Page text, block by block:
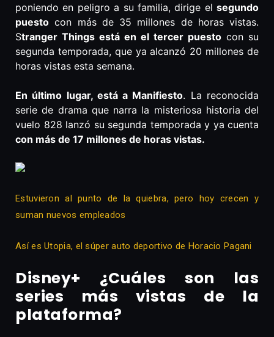
poniendo en peligro a su familia, dirige el segundo
puesto con más de 35 millones de horas vistas.
Stranger Things está en el tercer puesto con su
segunda temporada, que ya alcanzó 20 millones de
horas vistas esta semana.
En último lugar, está a Manifiesto. La reconocida
serie de drama que narra la misteriosa historia del
vuelo 828 lanzó su segunda temporada y ya cuenta
con más de 17 millones de horas vistas.
Estuvieron al punto de la quiebra, pero hoy crecen y
suman nuevos empleados
Así es Utopia, el súper auto deportivo de Horacio Pagani
Disney+ ¿Cuáles son las
series más vistas de la
plataforma?